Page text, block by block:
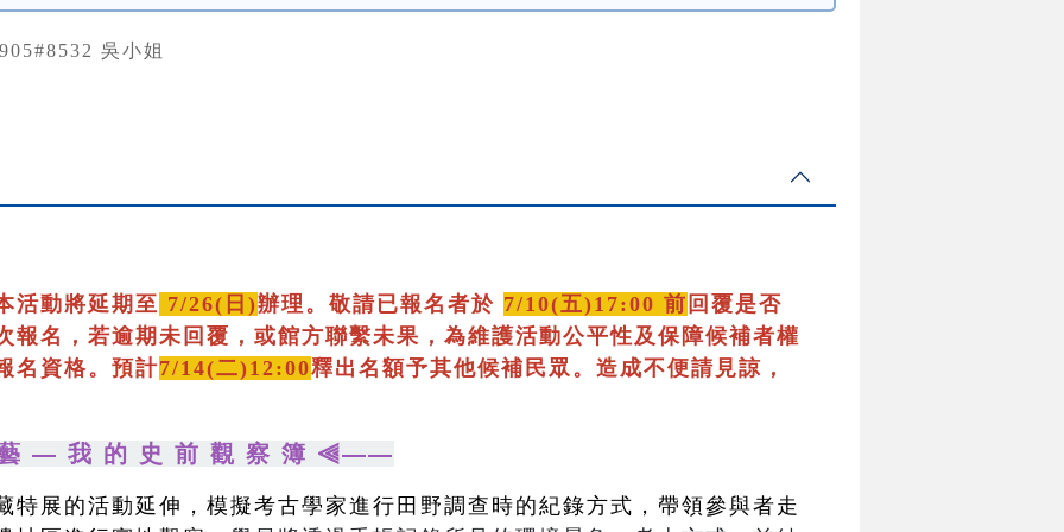
吳小姐
活動將延期至 7/26(日)辦理。敬請已報名者於 7/10(五)17:00 前 回覆是否
報名，若逾期未回覆，或館方聯繫未果，為維護活動公平性及保障候補者權
名資格。預計7/14(二)12:00釋出名額予其他候補民眾。造成不便請見諒，
— 我 的 史 前 觀 察 簿 ⫷——
特展的活動延伸，模擬考古學家進行田野調查時的紀錄方式，帶領參與者走